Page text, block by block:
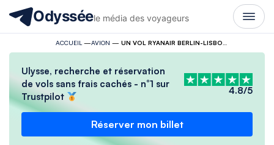
Odysséele média des voyageurs
ACCUEIL —AVION —
Ulysse, recherche et réservation
de vols sans frais cachés - n°1 sur
Trustpilot
4.8/5
Réserver mon billet